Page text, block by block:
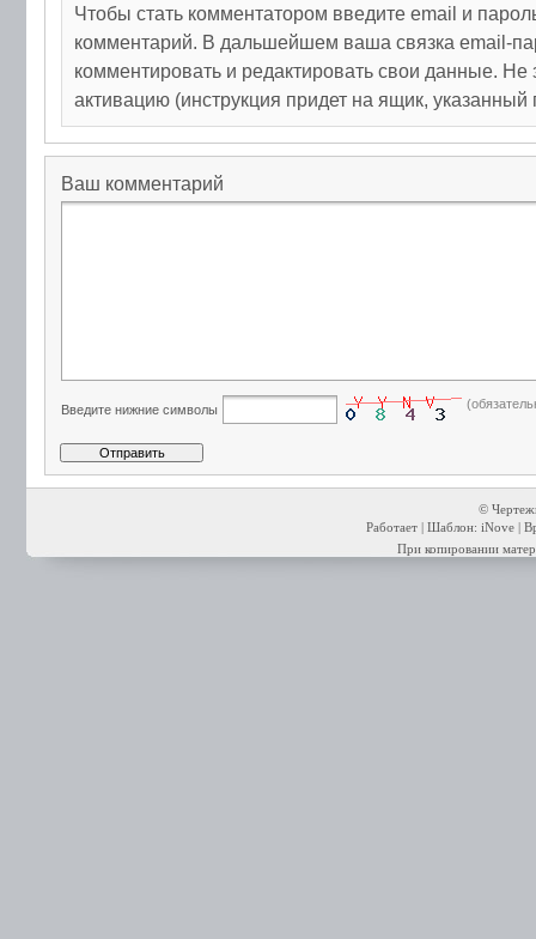
Чтобы стать комментатором введите email и
комментарий. В дальшейшем ваша связка email-
комментировать и редактировать свои данные. Не
активацию (инструкция придет на ящик, указанный
Ваш комментарий
Введите нижние символы
©
Работает | Шаблон: iNove |
При копировании